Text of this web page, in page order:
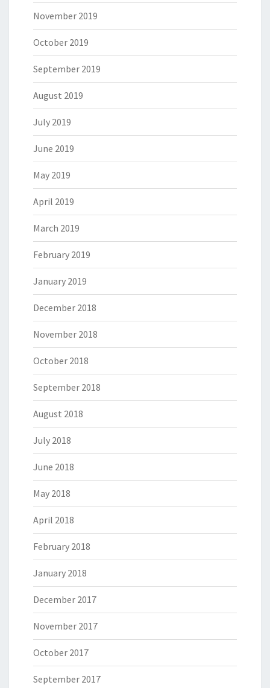
November 2019
October 2019
September 2019
August 2019
July 2019
June 2019
May 2019
April 2019
March 2019
February 2019
January 2019
December 2018
November 2018
October 2018
September 2018
August 2018
July 2018
June 2018
May 2018
April 2018
February 2018
January 2018
December 2017
November 2017
October 2017
September 2017